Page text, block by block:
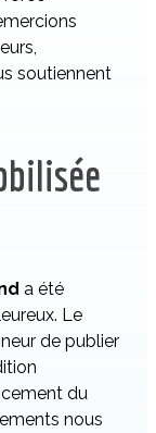
soutiennent
a été
Le
de publier
du
nous